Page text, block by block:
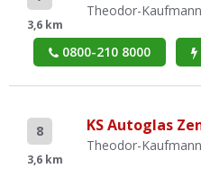
3,6 km
Theodor-
0800-210 8000
8
3,6 km
KS Autoglas
Theodor-